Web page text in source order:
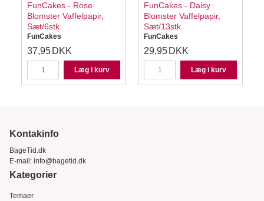
FunCakes - Rose
Blomster Vaffelpapir,
Sæt/6stk.
FunCakes
37,95 DKK
Læg i kurv
FunCakes - Daisy
Blomster Vaffelpapir,
Sæt/13stk.
FunCakes
29,95 DKK
Læg i kurv
Kontakinfo
BageTid.dk
E-mail: info@bagetid.dk
Kategorier
Temaer